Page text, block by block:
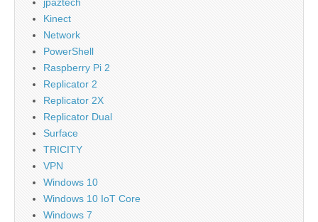
jpaztech
Kinect
Network
PowerShell
Raspberry Pi 2
Replicator 2
Replicator 2X
Replicator Dual
Surface
TRICITY
VPN
Windows 10
Windows 10 IoT Core
Windows 7